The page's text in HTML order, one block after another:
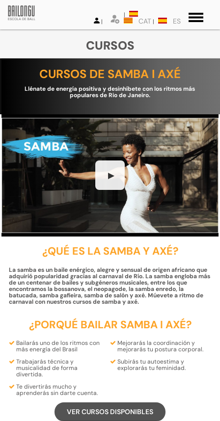
CAT ES
CURSOS
CURSOS DE SAMBA I AXÉ
Llénate de energía positiva y desinhíbete con los ritmos más
populares de Rio de Janeiro.
▶
¿QUÉ ES LA SAMBA Y AXÉ?
La samba es un baile enérgico, alegre y sensual de origen africano que
adquirió popularidad gracias al carnaval de Río. La samba engloba más
de un centenar de bailes y subgéneros musicales, entre los que
encontramos la bossanova, el neopagode, la samba enredo, la
batucada, samba gafieira, samba de salón y axé. Múevete a ritmo de
carnaval con nuestros cursos de samba y axé.
¿PORQUÉ BAILAR SAMBA I AXÉ?
Bailarás uno de losritmoscon
más energía del Brasil
Mejorarás la coordinacióny
mejorarás tu postura corporal.
Trabajarástécnica y
musicalidad de forma
divertida.
Subirás tu autoestima y
explorarás tu feminidad.
Tedivertirásmucho y
aprenderássin darte cuenta.
VER CURSOS DISPONIBLES